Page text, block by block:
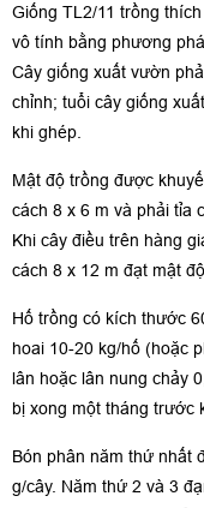
Giống TL2/11 trồng
vô tính bằng phương
Cây giống xuất vườn
chỉnh; tuổi cây giống
khi ghép.
Mật độ trồng được
cách 8 x 6 m và phải tỉa
Khi cây điều trên hàng
cách 8 x 12 m đạt mật
Hố trồng có kích thước
hoai 10-20 kg/hố (hoặc
lân hoặc lân nung chảy
bị xong một tháng trước
Bón phân năm thứ nhất
g/cây. Năm thứ 2 và 3